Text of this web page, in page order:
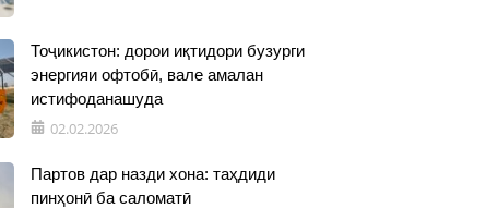
Тоҷикистон: дорои иқтидори бузурги
энергияи офтобӣ, вале амалан
истифоданашуда
02.02.2026
Партов дар назди хона: таҳдиди
пинҳонӣ ба саломатӣ